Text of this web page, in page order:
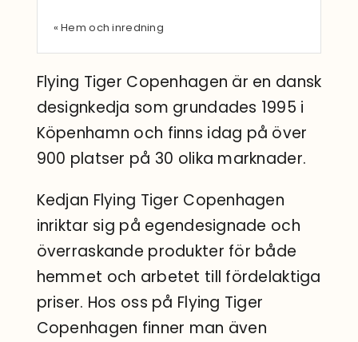
« Hem och inredning
Flying Tiger Copenhagen är en dansk
designkedja som grundades 1995 i
Köpenhamn och finns idag på över
900 platser på 30 olika marknader.
Kedjan Flying Tiger Copenhagen
inriktar sig på egendesignade och
överraskande produkter för både
hemmet och arbetet till fördelaktiga
priser. Hos oss på Flying Tiger
Copenhagen finner man även